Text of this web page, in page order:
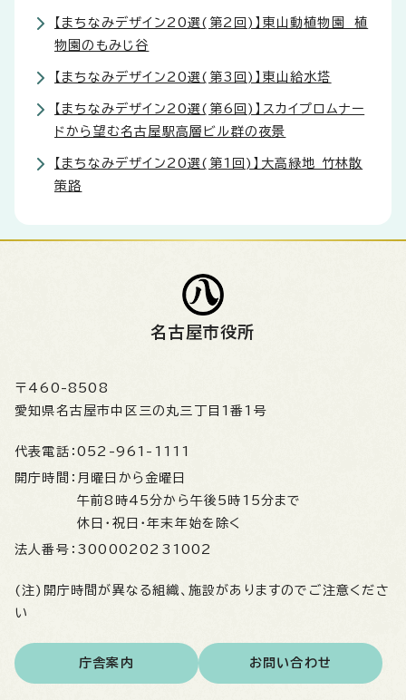
【まちなみデザイン20選(第2回)】東山動植物園 植
物園のもみじ谷
【まちなみデザイン20選(第3回)】東山給水塔
【まちなみデザイン20選(第6回)】スカイプロムナー
ドから望む名古屋駅高層ビル群の夜景
【まちなみデザイン20選(第1回)】大高緑地 竹林散
策路
名古屋市役所
〒460-8508
愛知県名古屋市中区三の丸三丁目1番1号
代表電話： 052-961-1111
開庁時間： 月曜日から金曜日
午前8時45分から午後5時15分まで
休日・祝日・年末年始を除く
法人番号： 3000020231002
(注)開庁時間が異なる組織、施設がありますのでご注意くださ
い
庁舎案内 お問い合わせ